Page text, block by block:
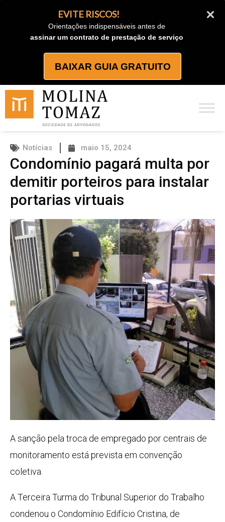
EVITE RISCOS!
Orientações indispensáveis antes de
assinar um contrato de prestação de serviço
BAIXAR GUIA GRATUITO
Notícias maio 15, 2024
Condomínio pagará multa por
demitir porteiros para instalar
portarias virtuais
A sanção pela troca de empregado por centrais de
monitoramento está prevista em convenção
coletiva.
A Terceira Turma do Tribunal Superior do Trabalho
condenou o Condomínio Edifício Cristina, de